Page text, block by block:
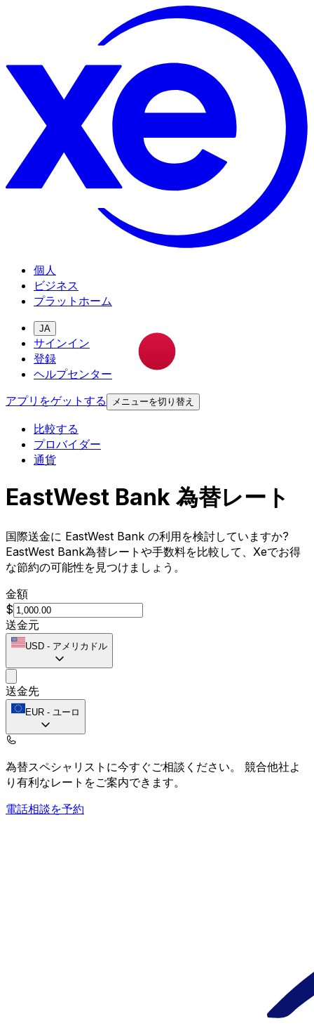
個人
ビジネス
プラットホーム
JA
サインイン
登録
ヘルプセンター
アプリをゲットする
メニューを切り替え
比較する
プロバイダー
通貨
EastWest Bank 為替レート
国際送金に EastWest Bank の利用を検討していますか?
EastWest Bank為替レートや手数料を比較して、Xeでお得
な節約の可能性を見つけましょう。
金額
$
送金元
USD - アメリカドル
送金先
EUR - ユーロ
為替スペシャリストに今すぐご相談ください。 競合他社よ
り有利なレートをご案内できます。
電話相談を予約